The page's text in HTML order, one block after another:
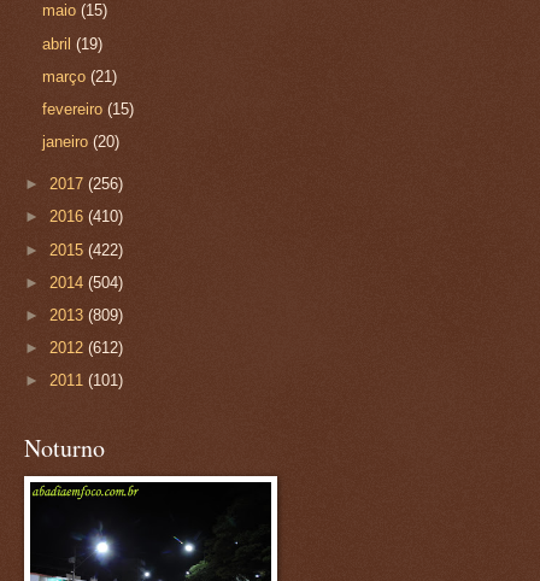
maio(15)
abril(19)
março(21)
fevereiro(15)
janeiro(20)
► 2017 (256)
► 2016 (410)
► 2015 (422)
► 2014 (504)
► 2013 (809)
► 2012 (612)
► 2011 (101)
Noturno